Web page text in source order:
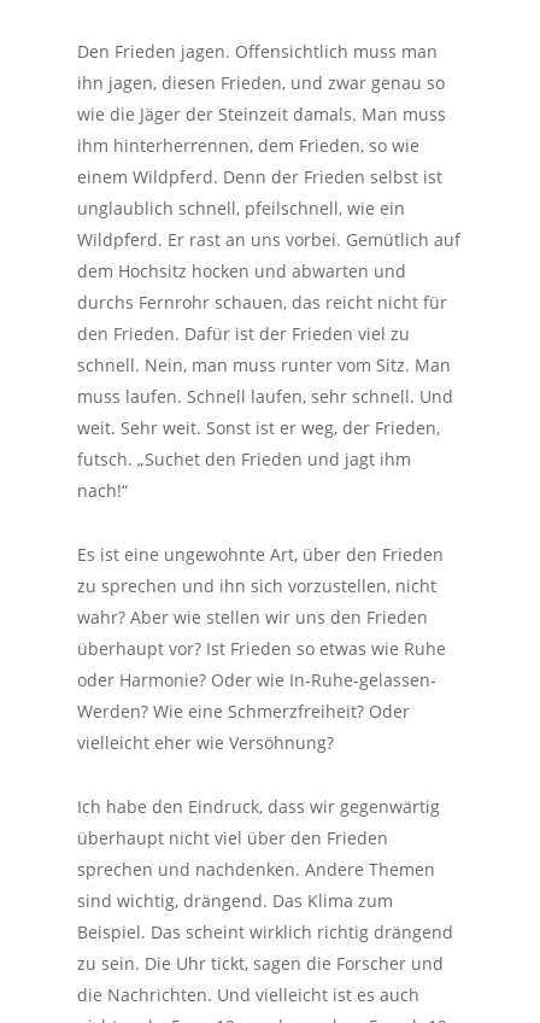
Den Frieden jagen. Offensichtlich muss man
ihn jagen, diesen Frieden, und zwar genau so
wie die Jäger der Steinzeit damals. Man muss
ihm hinterherrennen, dem Frieden, so wie
einem Wildpferd. Denn der Frieden selbst ist
unglaublich schnell, pfeilschnell, wie ein
Wildpferd. Er rast an uns vorbei. Gemütlich auf
dem Hochsitz hocken und abwarten und
durchs Fernrohr schauen, das reicht nicht für
den Frieden. Dafür ist der Frieden viel zu
schnell. Nein, man muss runter vom Sitz. Man
muss laufen. Schnell laufen, sehr schnell. Und
weit. Sehr weit. Sonst ist er weg, der Frieden,
futsch. „Suchet den Frieden und jagt ihm
nach!“
Es ist eine ungewohnte Art, über den Frieden
zu sprechen und ihn sich vorzustellen, nicht
wahr? Aber wie stellen wir uns den Frieden
überhaupt vor? Ist Frieden so etwas wie Ruhe
oder Harmonie? Oder wie In-Ruhe-gelassen-
Werden? Wie eine Schmerzfreiheit? Oder
vielleicht eher wie Versöhnung?
Ich habe den Eindruck, dass wir gegenwärtig
überhaupt nicht viel über den Frieden
sprechen und nachdenken. Andere Themen
sind wichtig, drängend. Das Klima zum
Beispiel. Das scheint wirklich richtig drängend
zu sein. Die Uhr tickt, sagen die Forscher und
die Nachrichten. Und vielleicht ist es auch